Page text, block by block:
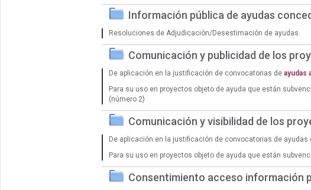
Información pública de ayudas
Resoluciones de Adjudicación/Desestimación de ayudas.
Comunicación y publicidad de los
De aplicación en la justificación de convocatorias de ayudas
Para su uso en proyectos objeto de ayuda que están
(número 2)
Comunicación y visibilidad de los
De aplicación en la justificación de convocatorias de ayudas
Para su uso en proyectos objeto de ayuda que están
Consentimiento acceso información